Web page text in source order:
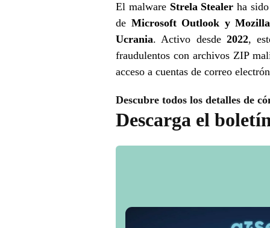
El malware Strela Stealer ha
de Microsoft Outlook y
Ucrania. Activo desde 2022,
fraudulentos con archivos ZIP
acceso a cuentas de correo
Descubre todos los detalles de
Descarga el